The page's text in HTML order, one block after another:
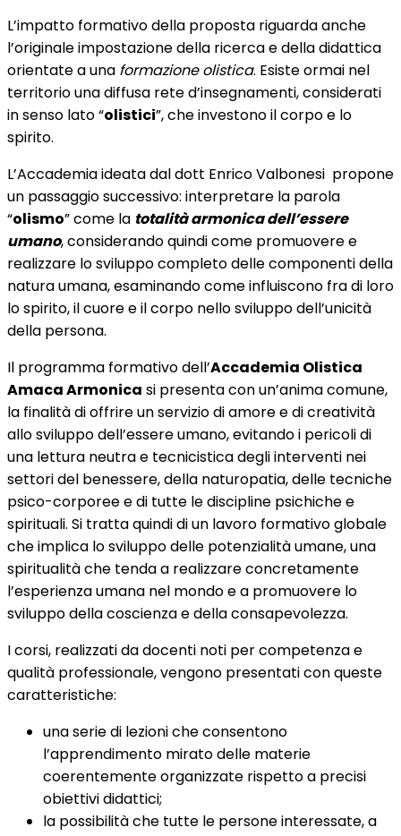
L’impatto formativo della proposta riguarda anche
l’originale impostazione della ricerca e della didattica
orientate a una formazione olistica. Esiste ormai nel
territorio una diffusa rete d’insegnamenti, considerati
in senso lato “olistici”, che investono il corpo e lo
spirito.
L’Accademia ideata dal dott Enrico Valbonesi propone
un passaggio successivo: interpretare la parola
“olismo” come la totalità armonica dell’essere
umano, considerando quindi come promuovere e
realizzare lo sviluppo completo delle componenti della
natura umana, esaminando come influiscono fra di loro
lo spirito, il cuore e il corpo nello sviluppo dell’unicità
della persona.
Il programma formativo dell’Accademia Olistica
Amaca Armonica si presenta con un’anima comune,
la finalità di offrire un servizio di amore e di creatività
allo sviluppo dell’essere umano, evitando i pericoli di
una lettura neutra e tecnicistica degli interventi nei
settori del benessere, della naturopatia, delle tecniche
psico-corporee e di tutte le discipline psichiche e
spirituali. Si tratta quindi di un lavoro formativo globale
che implica lo sviluppo delle potenzialità umane, una
spiritualità che tenda a realizzare concretamente
l’esperienza umana nel mondo e a promuovere lo
sviluppo della coscienza e della consapevolezza.
I corsi, realizzati da docenti noti per competenza e
qualità professionale, vengono presentati con queste
caratteristiche:
una serie di lezioni che consentono
l’apprendimento mirato delle materie
coerentemente organizzate rispetto a precisi
obiettivi didattici;
la possibilità che tutte le persone interessate, a